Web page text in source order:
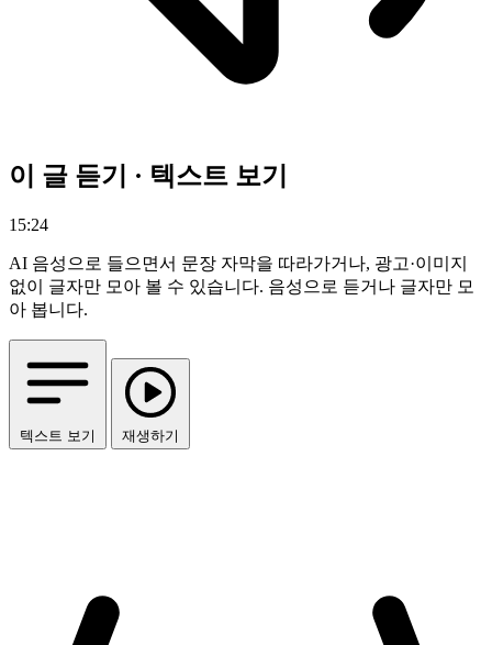
이 글 듣기 · 텍스트 보기
15:24
AI 음성으로 들으면서 문장 자막을 따라가거나, 광고·이미지
없이 글자만 모아 볼 수 있습니다. 음성으로 듣거나 글자만 모
아 봅니다.
텍스트 보기 재생하기